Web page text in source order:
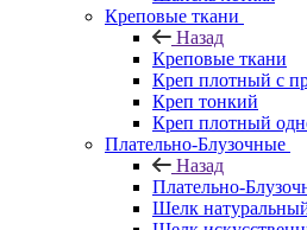
Креповые ткани
Назад
Креповые ткани
Креп плотный с
Креп тонкий
Креп плотный
Плательно-Блузочные
Назад
Плательно-
Шелк